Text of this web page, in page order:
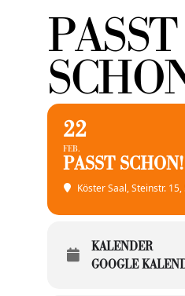
PASST
22
FEB.
PASST SCHON!
Köster Saal, Steinstr.
KALENDER
GOOGLE